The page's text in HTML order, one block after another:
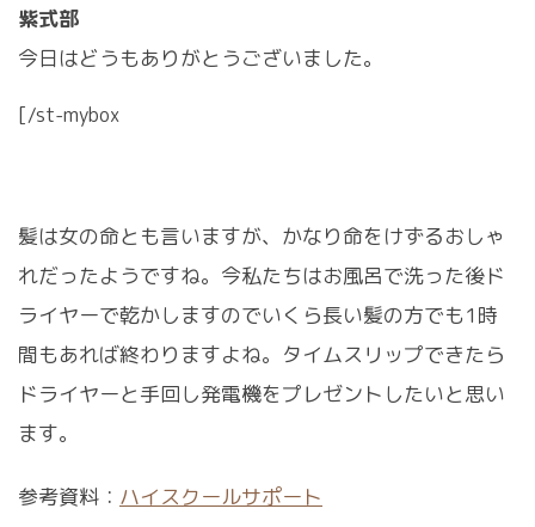
紫式部
今日はどうもありがとうございました。
[/st-mybox
髪は女の命とも言いますが、かなり命をけずるおしゃ
れだったようですね。今私たちはお風呂で洗った後ド
ライヤーで乾かしますのでいくら長い髪の方でも1時
間もあれば終わりますよね。タイムスリップできたら
ドライヤーと手回し発電機をプレゼントしたいと思い
ます。
参考資料： ハイスクールサポート